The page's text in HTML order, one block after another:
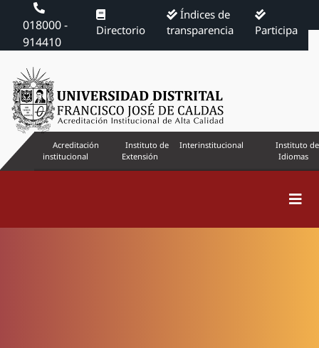
018000 -
914410
Directorio
Índices de
transparencia
Participa
Acreditación
institucional
Instituto de
Extensión
Interinstitucional
Instituto de
Idiomas